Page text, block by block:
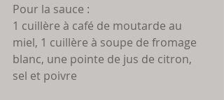
Pour la sauce :
1 cuillère à café de moutarde au
miel, 1 cuillère à soupe de fromage
blanc, une pointe de jus de citron,
sel et poivre